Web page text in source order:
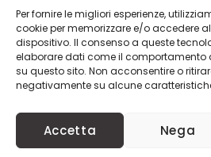
Per fornire le migliori esperienze,
cookie per memorizzare e/o accedere
dispositivo. Il consenso a queste
elaborare dati come il comportamento
su questo sito. Non acconsentire o
negativamente su alcune
Accetta Nega
Contatti
© 2025Progetto Moda S.r.l.
CreditsKobalt nBit